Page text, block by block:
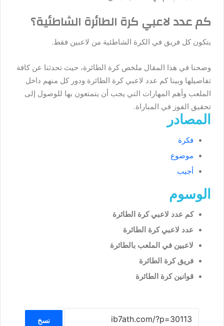
كم عدد لاعبي كرة الطائرة الشاطئية؟
يتكون كل فريق في الكرة الشاطئية من لاعبين فقط.
وضحنا في هذا المقال ملخص كرة الطائرة، حيث تحدثنا عن كافة
تفاصيلها وبينا كم عدد لاعبي كرة الطائرة ودور كل منهم داخل
الملعب وأهم المهارات التي يجب أن يتمتعون بها للوصول إلى
تحقيق الفوز في المباراة.
المصادر
فكرة
موضوع
أجيب
الوسوم
كم عدد لاعبي كرة الطائرة
عدد لاعبي كرة الطائرة
لاعبين في الملعب بالطائرة
فريق كرة الطائرة
قوانين كرة الطائرة
نسخ